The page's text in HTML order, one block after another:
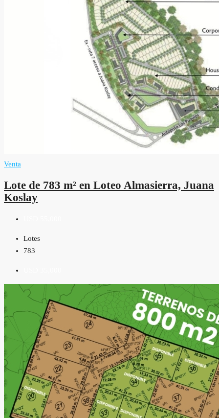
Venta
Lote de 783 m² en Loteo Almasierra, Juana
Koslay
Lotes
783